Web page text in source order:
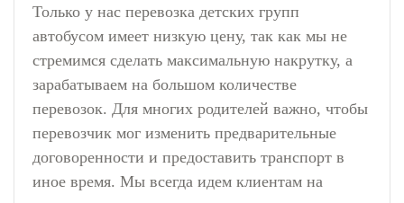
Только у нас перевозка детских групп
автобусом имеет низкую цену, так как мы не
стремимся сделать максимальную накрутку, а
зарабатываем на большом количестве
перевозок. Для многих родителей важно, чтобы
перевозчик мог изменить предварительные
договоренности и предоставить транспорт в
иное время. Мы всегда идем клиентам на